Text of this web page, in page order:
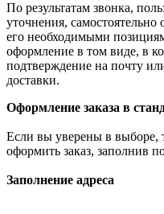
По результатам звонка,
уточнения, самостоятельно
его необходимыми
оформление в том виде, в
подтверждение на почту
доставки.
Оформление заказа в
Если вы уверены в выборе,
оформить заказ, заполнив
Заполнение адреса